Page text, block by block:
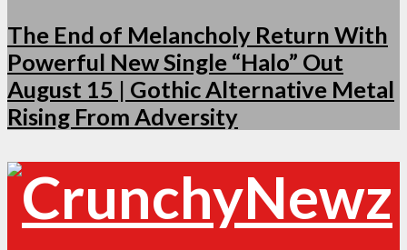
The End of Melancholy Return With
Powerful New Single “Halo” Out
August 15 | Gothic Alternative Metal
Rising From Adversity